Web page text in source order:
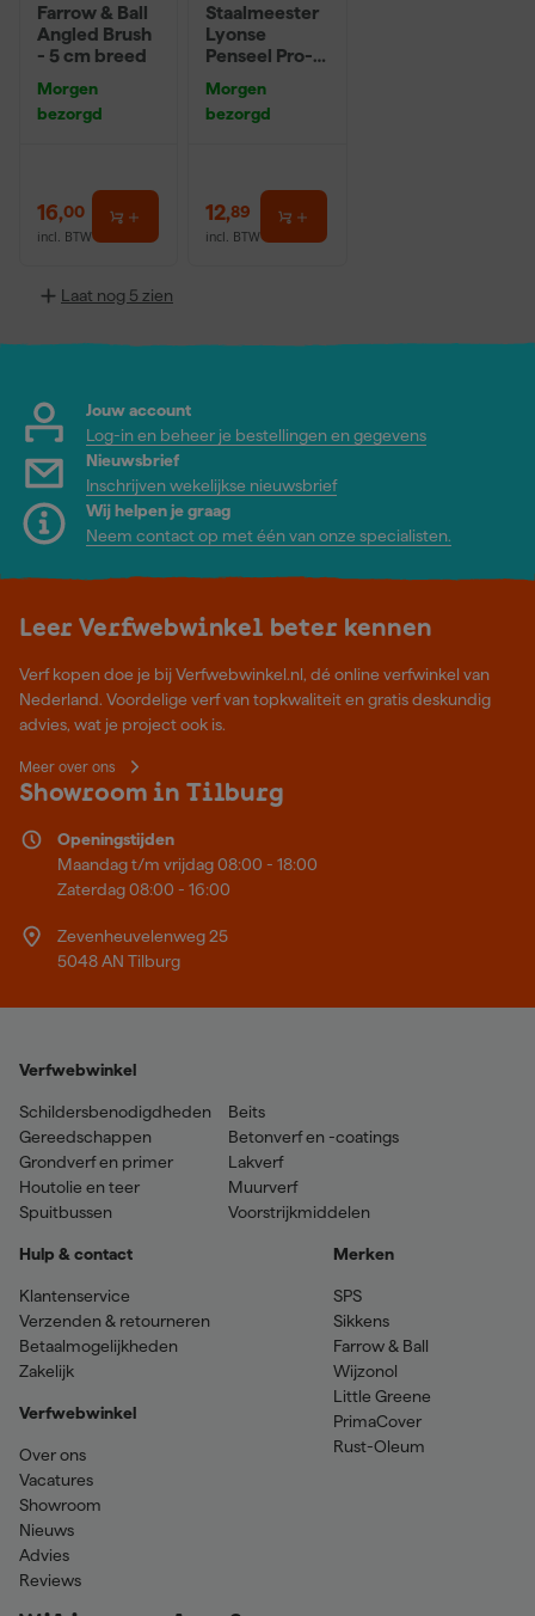
Farrow & Ball
Angled Brush
- 5 cm breed
Morgen
bezorgd
16,00
incl. BTW
Staalmeester
Lyonse
Penseel Pro-
16
Morgen
bezorgd
12,89
incl. BTW
Laat nog 5 zien
Jouw account
Log-in en beheer je bestellingen en gegevens
Nieuwsbrief
Inschrijven wekelijkse nieuwsbrief
Wij helpen je graag
Neem contact op met één van onze specialisten.
Leer Verfwebwinkel beter kennen
Verf kopen doe je bij Verfwebwinkel.nl, dé online verfwinkel van
Nederland. Voordelige verf van topkwaliteit en gratis deskundig
advies, wat je project ook is.
Meer over ons
Showroom in Tilburg
Openingstijden
Maandag t/m vrijdag 08:00 - 18:00
Zaterdag 08:00 - 16:00
Zevenheuvelenweg 25
5048 AN Tilburg
Verfwebwinkel
Schildersbenodigdheden
Gereedschappen
Grondverf en primer
Houtolie en teer
Spuitbussen
Beits
Betonverf en -coatings
Lakverf
Muurverf
Voorstrijkmiddelen
Hulp & contact
Klantenservice
Verzenden & retourneren
Betaalmogelijkheden
Zakelijk
Verfwebwinkel
Over ons
Vacatures
Showroom
Nieuws
Advies
Reviews
Merken
SPS
Sikkens
Farrow & Ball
Wijzonol
Little Greene
PrimaCover
Rust-Oleum